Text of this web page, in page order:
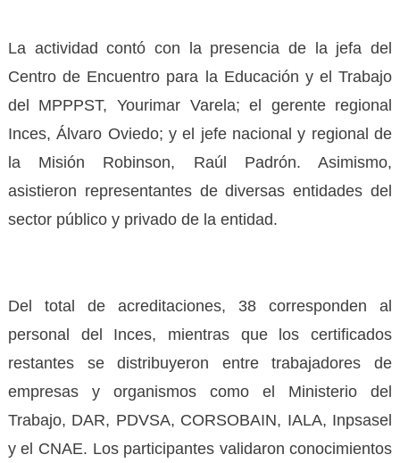
‎La actividad contó con la presencia de la jefa del
Centro de Encuentro para la Educación y el Trabajo
del MPPPST, Yourimar Varela; el gerente regional
Inces, Álvaro Oviedo; y el jefe nacional y regional de
la Misión Robinson, Raúl Padrón. Asimismo,
asistieron representantes de diversas entidades del
sector público y privado de la entidad.
‎Del total de acreditaciones, 38 corresponden al
personal del Inces, mientras que los certificados
restantes se distribuyeron entre trabajadores de
empresas y organismos como el Ministerio del
Trabajo, DAR, PDVSA, CORSOBAIN, IALA, Inpsasel
y el CNAE. Los participantes validaron conocimientos